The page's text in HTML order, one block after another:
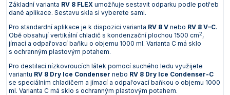
Základní varianta RV 8 FLEX umožňuje sestavit odparku podle potřeb
dané aplikace. Sestavu skla si vyberete sami.
Pro standardní aplikace je k dispozici varianta RV 8 V nebo RV 8 V–C.
Obě obsahují vertikální chladič s kondenzační plochou 1500 cm2,
jímací a odpařovací baňku o objemu 1000 ml. Varianta C má sklo
s ochranným plastovým potahem.
Pro destilaci nízkovroucích látek pomocí suchého ledu využijete
variantu RV 8 Dry Ice Condenser nebo RV 8 Dry Ice Condenser-C
se speciálním chladičem a jímací a odpařovací baňkou o objemu 1000
ml. Varianta C má sklo s ochranným plastovým potahem.